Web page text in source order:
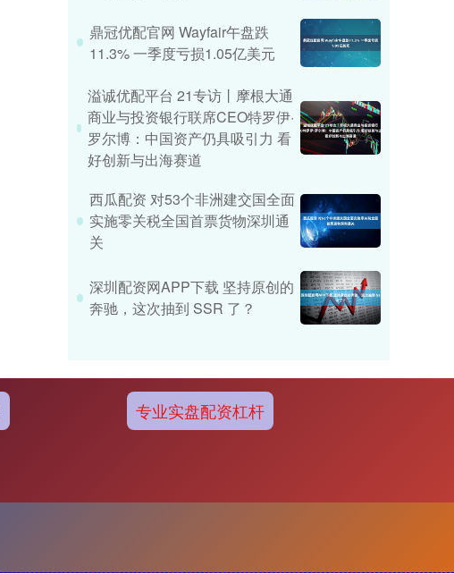
鼎冠优配官网 Wayfair午盘跌
11.3% 一季度亏损1.05亿美元
溢诚优配平台 21专访丨摩根大通
商业与投资银行联席CEO特罗伊·
罗尔博：中国资产仍具吸引力 看
好创新与出海赛道
西瓜配资 对53个非洲建交国全面
实施零关税全国首票货物深圳通
关
深圳配资网APP下载 坚持原创的
奔驰，这次抽到 SSR 了？
专业实盘配资杠杆